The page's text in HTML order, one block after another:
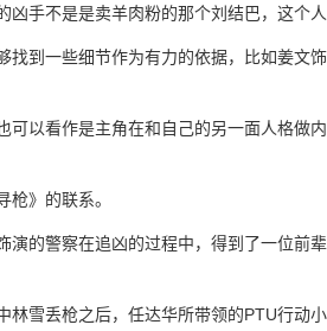
凶手不是是卖羊肉粉的那个刘结巴，这个
找到一些细节作为有力的依据，比如姜文
可以看作是主角在和自己的另一面人格做
枪》的联系。
演的警察在追凶的过程中，得到了一位
林雪丢枪之后，任达华所带领的PTU行动